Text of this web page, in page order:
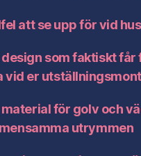
att se upp för vid
som faktiskt får
vid er
för golv och
utrymmen